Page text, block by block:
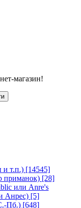
магазин!
и т.п.) [14545]
приманок) [28]
или Anre's
Анрес) [5]
Пб.) [648]